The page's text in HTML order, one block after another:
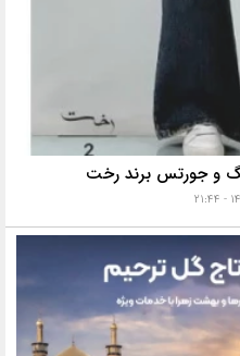
و جورتس برند رخت